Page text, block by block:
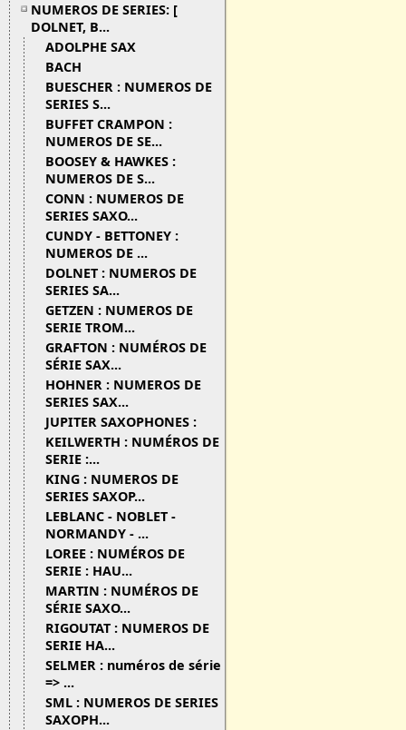
NUMEROS DE SERIES: [
DOLNET, B...
ADOLPHE SAX
BACH
BUESCHER : NUMEROS DE
SERIES S...
BUFFET CRAMPON :
NUMEROS DE SE...
BOOSEY & HAWKES :
NUMEROS DE S...
CONN : NUMEROS DE
SERIES SAXO...
CUNDY - BETTONEY :
NUMEROS DE ...
DOLNET : NUMEROS DE
SERIES SA...
GETZEN : NUMEROS DE
SERIE TROM...
GRAFTON : NUMÉROS DE
SÉRIE SAX...
HOHNER : NUMEROS DE
SERIES SAX...
JUPITER SAXOPHONES :
KEILWERTH : NUMÉROS DE
SERIE :...
KING : NUMEROS DE
SERIES SAXOP...
LEBLANC - NOBLET -
NORMANDY - ...
LOREE : NUMÉROS DE
SERIE : HAU...
MARTIN : NUMÉROS DE
SÉRIE SAXO...
RIGOUTAT : NUMEROS DE
SERIE HA...
SELMER : numéros de série
=> ...
SML : NUMEROS DE SERIES
SAXOPH...